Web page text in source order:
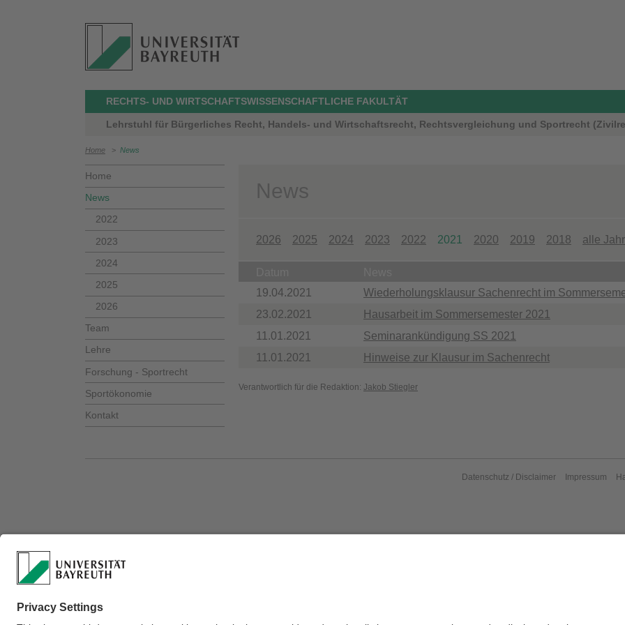
RECHTS- UND WIRTSCHAFTSWISSENSCHAFTLICHE FAKULTÄT
Lehrstuhl für Bürgerliches Recht, Handels- und Wirtschaftsrecht, Rechtsvergleichung und Sportrecht
Home > News
Home
News
2022
2023
2024
2025
2026
Team
Lehre
Forschung - Sportrecht
Sportökonomie
Kontakt
News
2026 2025 2024 2023 2022 2021 2020 2019 2018 alle
19.04.2021
Wiederholungsklausur Sachenrecht im
23.02.2021
Hausarbeit im Sommersemester 2021
11.01.2021
Seminarankündigung SS 2021
11.01.2021
Hinweise zur Klausur im Sachenrecht
Verantwortlich für die Redaktion: Jakob Stiegler
Datenschutz / Disclaimer Impressum